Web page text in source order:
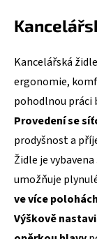
Kancelářská
ergonomie,
pohodlnou práci
Provedení se
prodyšnost a
Židle je vybavena
umožňuje
ve více polohách
Výškově